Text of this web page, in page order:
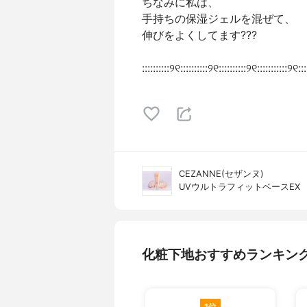
手持ちの保湿ジェルを混ぜて、
伸びをよくしてます???
CEZANNE(セザンヌ)
UVウルトラフィットベースEX
化粧下地おすすめランキン